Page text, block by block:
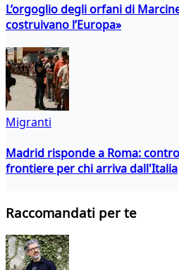
L’orgoglio degli orfani di
costruivano l’Europa»
Migranti
Madrid risponde a Roma:
frontiere per chi arriva dall'Italia
Raccomandati per te